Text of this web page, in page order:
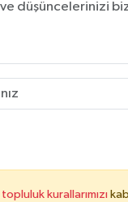
topluluk kurallarımızı